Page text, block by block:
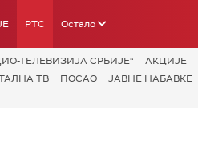
РТС Остало
ТЕЛЕВИЗИЈА СРБИЈЕ“ АКЦИЈЕ
ТВ ПОСАО ЈАВНЕ НАБАВКЕ